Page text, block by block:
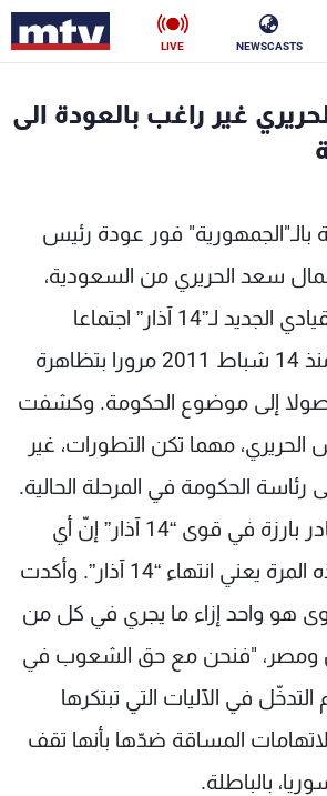
NEWSCASTS
LIVE
غير راغب بالعودة الى
فور عودة رئيس
سعد الحريري من السعودية،
سيعقد المجلس القيادي الجديد لـ”14 آذار” اجتماعا
تقويميا لمسيرتها منذ 14 شباط 2011 مرورا بتظاهرة
وصولا إلى موضوع الحكومة. وكشفت
مهما تكن التطورات، غير
رئاسة الحكومة في المرحلة الحالية.
بالتوازي، قالت مصادر بارزة في قوى “14 آذار” إنّ أي
تراجع من قبلها هذه المرة يعني انتهاء “14 آذار”. وأكدت
هو واحد إزاء ما يجري في كل من
ومصر، "فنحن مع حق الشعوب في
في الآليات التي تبتكرها
المساقة ضدّها بأنها تقف
بالباطلة.
رياضة
وظائف
تواصل معنا
شروط الإسـتخدام
سياسة الخصوصية